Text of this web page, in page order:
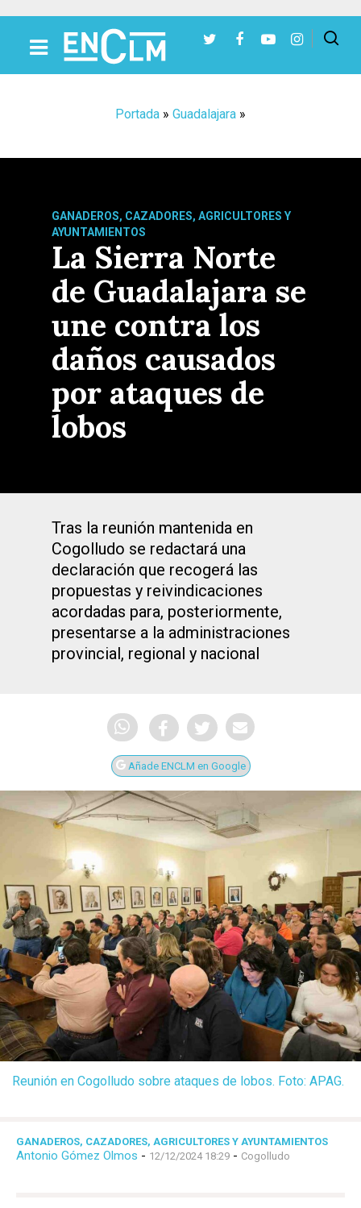
Portada » Guadalajara »
GANADEROS, CAZADORES, AGRICULTORES Y
AYUNTAMIENTOS
La Sierra Norte
de Guadalajara se
une contra los
daños causados
por ataques de
lobos
Tras la reunión mantenida en
Cogolludo se redactará una
declaración que recogerá las
propuestas y reivindicaciones
acordadas para, posteriormente,
presentarse a la administraciones
provincial, regional y nacional
Añade ENCLM en Google
Reunión en Cogolludo sobre ataques de lobos. Foto: APAG.
GANADEROS, CAZADORES, AGRICULTORES Y AYUNTAMIENTOS
Antonio Gómez Olmos - 12/12/2024 18:29 - Cogolludo